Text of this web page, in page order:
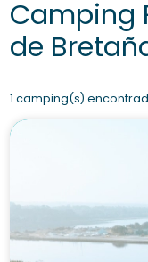
Camping
de
1 camping(s)